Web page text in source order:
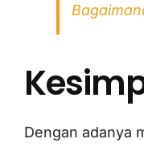
Dengan adanya